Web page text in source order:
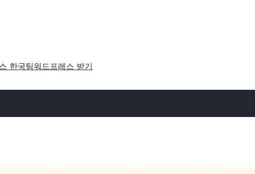
한국팀워드프레스 받기